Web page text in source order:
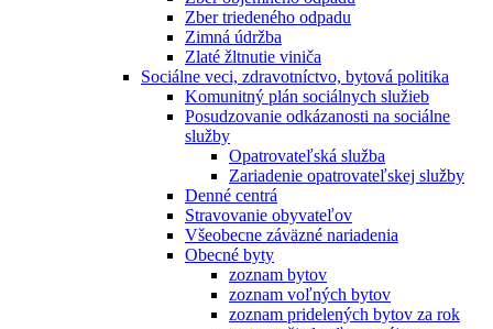
Zber triedeného odpadu
Zimná údržba
Zlaté žltnutie viniča
Sociálne veci, zdravotníctvo, bytová politika
Komunitný plán sociálnych služieb
Posudzovanie odkázanosti na sociálne
služby
Opatrovateľská služba
Zariadenie opatrovateľskej služby
Denné centrá
Stravovanie obyvateľov
Všeobecne záväzné nariadenia
Obecné byty
zoznam bytov
zoznam voľných bytov
zoznam pridelených bytov za rok